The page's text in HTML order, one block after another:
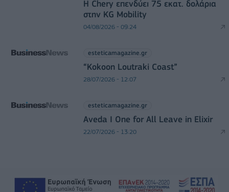
Η Chery επενδύει 75 εκατ. δολάρια
στην KG Mobility
04/08/2026 - 09:24
esteticamagazine.gr
“Kokoon Loutraki Coast”
28/07/2026 - 12:07
esteticamagazine.gr
Aveda I One for All Leave in Elixir
22/07/2026 - 13:20